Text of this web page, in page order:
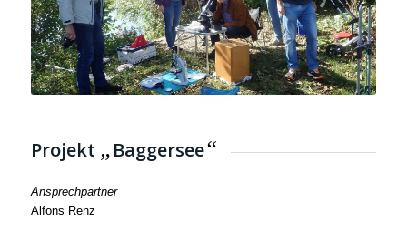
Projekt „Baggersee“
Ansprechpartner
Alfons Renz